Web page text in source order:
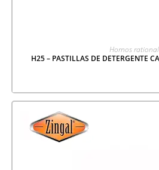
LEER MÁS
Hornos rational
H25 – PASTILLAS DE DETERGENTE